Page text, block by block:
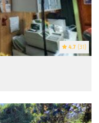
4.7 (31)